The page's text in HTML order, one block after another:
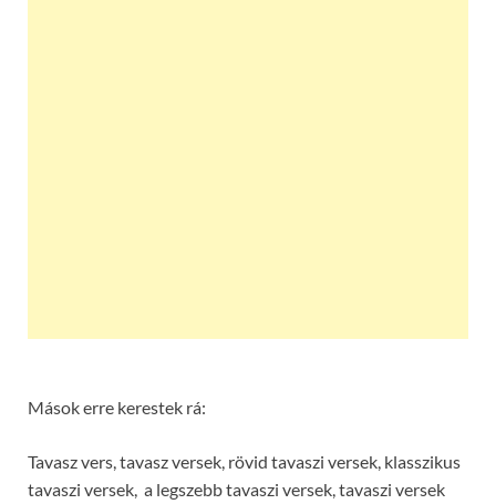
Mások erre kerestek rá:
Tavasz vers, tavasz versek, rövid tavaszi versek, klasszikus
tavaszi versek, a legszebb tavaszi versek, tavaszi versek